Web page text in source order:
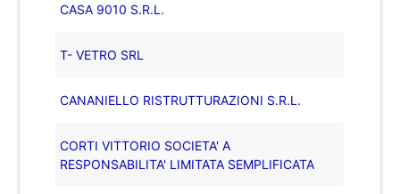
CASA 9010 S.R.L.
T- VETRO SRL
CANANIELLO RISTRUTTURAZIONI S.R.L.
CORTI VITTORIO SOCIETA' A
RESPONSABILITA' LIMITATA SEMPLIFICATA